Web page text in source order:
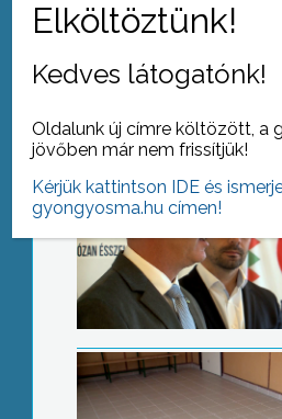
További
Fut-Árok
Kedves látogatónk!
Oldalunk új címre költözött, a
jövőben már nem frissítjük!
Kérjük kattintson IDE és
gyongyosma.hu címen!